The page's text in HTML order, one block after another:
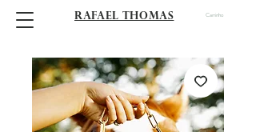
RAFAEL THOMAS Carrinho